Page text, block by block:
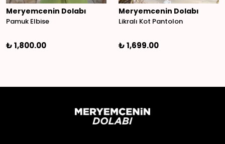
Meryemcenin Dolabı
Pamuk Elbise
₺ 1,800.00
Meryemcenin Dolabı
Likralı Kot Pantolon
₺ 1,699.00